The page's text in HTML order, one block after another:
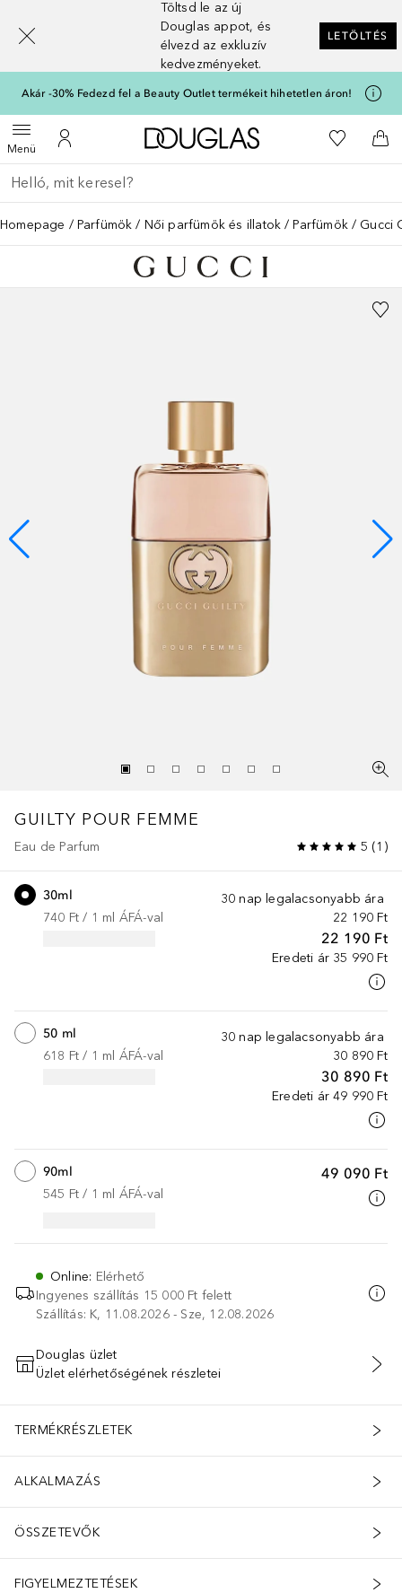
Töltsd le az új
Douglas appot, és
élvezd az exkluzív
kedvezményeket.
LETÖLTÉS
Akár -30% Fedezd fel a Beauty Outlet termékeit hihetetlen áron!
MenüMenü megnyitása
A fiókomhoz
A Douglas Főoldalra
A
Menj vissza
Keresés végrehajtása
Homepage Parfümök Női parfümök és illatok Parfümök Gucci
GUILTY POUR FEMME
Eau de Parfum 5 (1 )
30 nap legalacsonyabb ára
22 190 Ft
22 190 Ft
Eredeti ár 35 990 Ft
30ml
740 Ft / 1 ml ÁFÁ-val
30 nap legalacsonyabb ára
30 890 Ft
30 890 Ft
Eredeti ár 49 990 Ft
50 ml
618 Ft / 1 ml ÁFÁ-val
49 090 Ft
90ml
545 Ft / 1 ml ÁFÁ-val
Online: Elérhető
Ingyenes szállítás 15 000 Ft felett
Szállítás: K, 11.08.2026 - Sze, 12.08.2026
KOSÁRBA HELYEZÉS
Douglas üzlet
Üzlet elérhetőségének részletei
TERMÉKRÉSZLETEK
ALKALMAZÁS
ÖSSZETEVŐK
FIGYELMEZTETÉSEK
logóval, a Gucci Guilty Pour Femme Eau de
[navigation.slideout.screenreader]